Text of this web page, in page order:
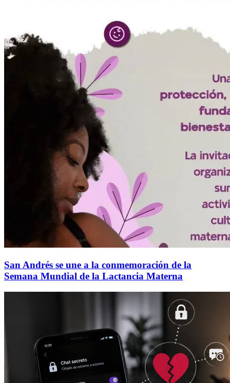
San Andrés se une a la conmemoración de la
Semana Mundial de la Lactancia Materna